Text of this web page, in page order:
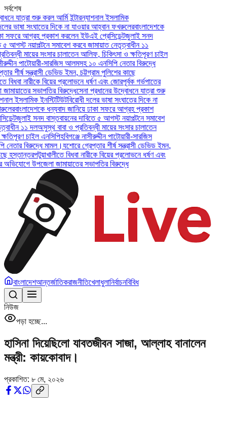
সর্বশেষ
যাত্রা শুরু করল আর্মি ইন্টারন্যাশনাল ইসলামিক
ভাষা সংঘাতের দিকে না যাওয়ার আহ্বান ফখরুলেরবাংলাদেশকে
আগ্রহ প্রকাশ করলেন ইউএই প্রেসিডেন্টজুলাই সনদ
নয়াপল্টনে সমাবেশ করবে জামায়াত নেতৃত্বাধীন ১১
মায়ের সংসার চালাতেন আলিফ, চিকিৎসা ও ক্ষতিপূরণ চাইল
পাটোয়ারী-সারজিস আলমসহ ১০ এনসিপি নেতার বিরুদ্ধে
সন্ত্রাসী ডেভিড ইমন, চট্টগ্রাম পুলিশের কাছে
নারীকে বিয়ের প্রলোভনে ধর্ষণ এবং জোরপূর্বক গর্ভপাতের
সভাপতির বিরুদ্ধেসেনা প্রধানের উদ্বোধনে যাত্রা শুরু
ইসলামিক ইনস্টিটিউটবিরোধী দলের ভাষা সংঘাতের দিকে না
বাংলাদেশকে ধন্যবাদ জানিয়ে ঢাকা সফরে আগ্রহ প্রকাশ
জুলাই সনদ বাস্তবায়নের দাবিতে ৫ আগস্ট নয়াপল্টনে সমাবেশ
১১ দল অসুস্থ বাবা ও প্রতিবন্ধী মায়ের সংসার চালাতেন
চাইল এনসিপিহবিগঞ্জে নাসীরুদ্দীন পাটোয়ারী-সারজিস
বিরুদ্ধে মামল।যশোরে গ্রেপ্তার শীর্ষ সন্ত্রাসী ডেভিড ইমন,
হস্তান্তরপটুয়াখালীতে বিধবা নারীকে বিয়ের প্রলোভনে ধর্ষণ এবং
উপজেলা জামায়াতের সভাপতির বিরুদ্ধে
বাংলাদেশআন্তর্জাতিকরাজনীতিখেলাধুলানির্বাচনবিবিধ
নিউজ
পড়া হচ্ছে...
হাসিনা দিয়েছিলো যাবতজীবন সাজা, আল্লাহ বানালেন
মন্ত্রী: কায়কোবাদ।
প্রকাশিত: ৮ মে, ২০২৬